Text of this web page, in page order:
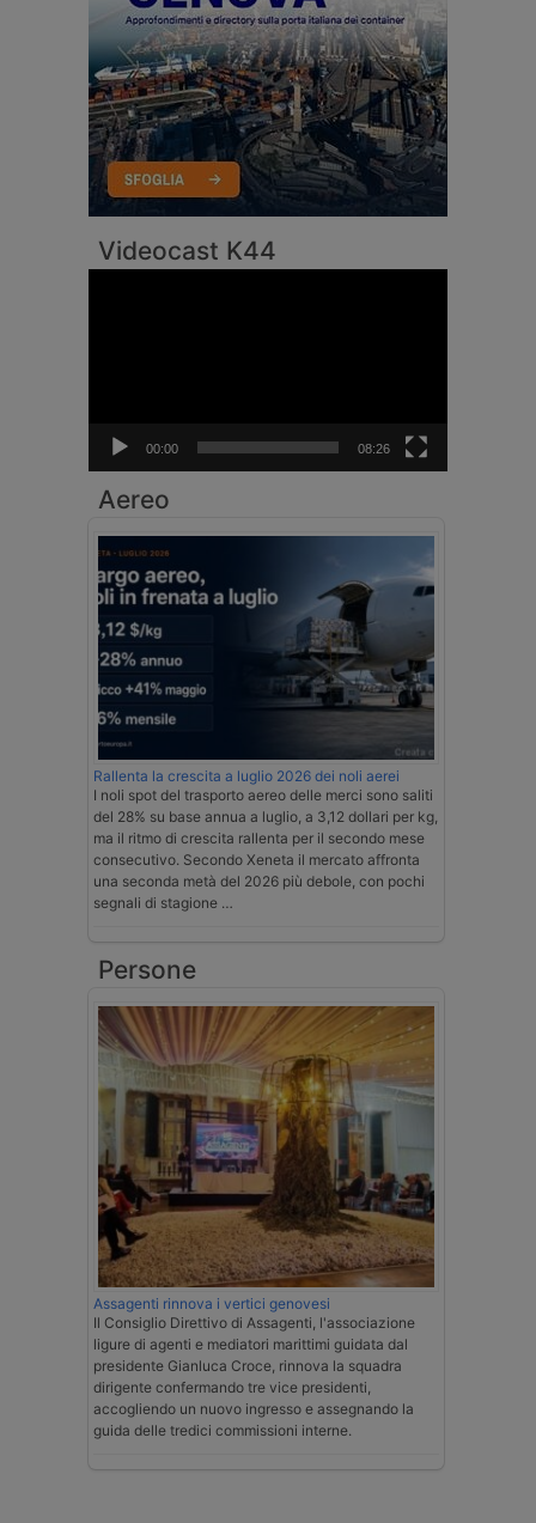
Videocast K44
00:00 08:26
Aereo
Rallenta la crescita a luglio 2026 dei noli aerei
I noli spot del trasporto aereo delle merci sono saliti
del 28% su base annua a luglio, a 3,12 dollari per kg,
ma il ritmo di crescita rallenta per il secondo mese
consecutivo. Secondo Xeneta il mercato affronta
una seconda metà del 2026 più debole, con pochi
segnali di stagione …
Persone
Assagenti rinnova i vertici genovesi
Il Consiglio Direttivo di Assagenti, l'associazione
ligure di agenti e mediatori marittimi guidata dal
presidente Gianluca Croce, rinnova la squadra
dirigente confermando tre vice presidenti,
accogliendo un nuovo ingresso e assegnando la
guida delle tredici commissioni interne.